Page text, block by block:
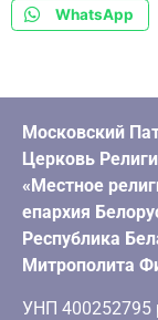
WhatsApp
Московский
Церковь
«Местное
епархия
Республика
Митрополита
УНП 400252795